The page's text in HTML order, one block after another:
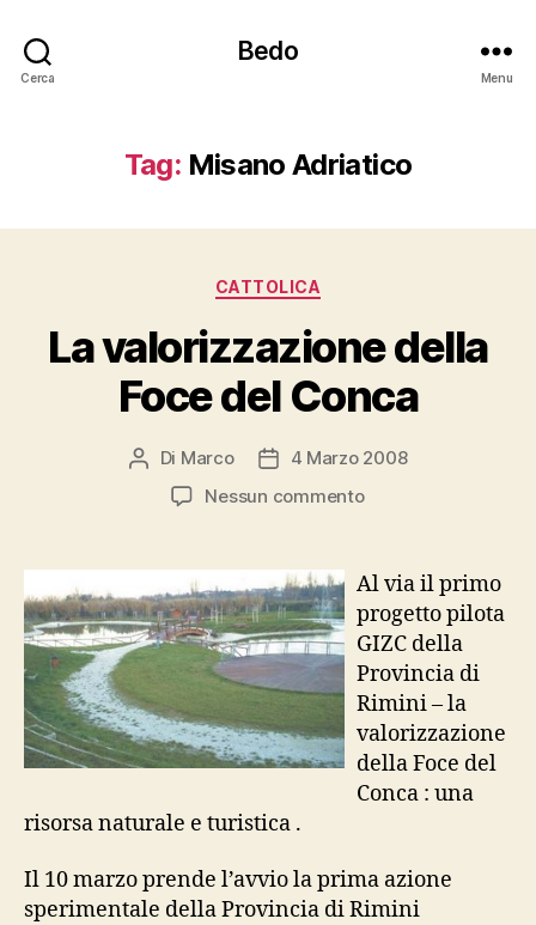
Cerca
Bedo
Menu
Tag: Misano Adriatico
Categorie
CATTOLICA
La valorizzazione della
Foce del Conca
Autore
articolo
Di Marco
Data4 Marzo 2008
Nessun commentosu
della
del
Conca
Al via il primo
progetto pilota
GIZC della
Provincia di
Rimini – la
valorizzazione
della Foce del
Conca : una
risorsa naturale e turistica .
Il 10 marzo prende l’avvio la prima azione
sperimentale della Provincia di Rimini